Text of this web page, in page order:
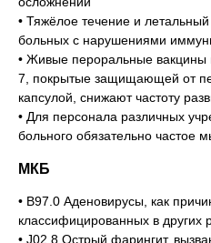
• Тяжёлое течение и
больных с нарушениями
• Живые пероральные вакцины
7, покрытые защищающей от
капсулой, снижают частоту
• Для персонала различных
больного обязательно частое
МКБ
• В97.0 Аденовирусы, как
классифицированных в других
• J02.8 Острый фарингит,